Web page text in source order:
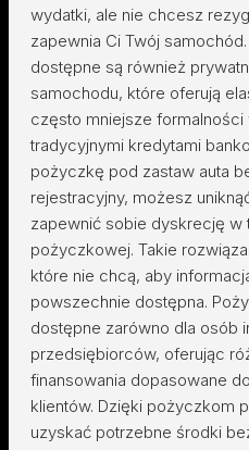
wydatki, ale nie chcesz
zapewnia Ci Twój
dostępne są również
samochodu, które oferują
często mniejsze formalności
tradycyjnymi kredytami
pożyczkę pod zastaw auta
rejestracyjny, możesz
zapewnić sobie dyskrecję w
pożyczkowej. Takie
które nie chcą, aby
powszechnie dostępna.
dostępne zarówno dla osób
przedsiębiorców, oferując
finansowania dopasowane
klientów. Dzięki pożyczkom
uzyskać potrzebne środki